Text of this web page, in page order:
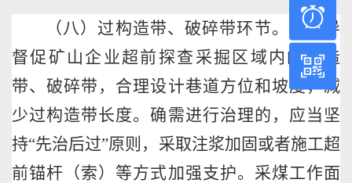
（八）过构造带、破碎带环节。要指导
督促矿山企业超前探查采掘区域内的构造
带、破碎带，合理设计巷道方位和坡度，减
少过构造带长度。确需进行治理的，应当坚
持“先治后过”原则，采取注浆加固或者施工超
前锚杆（索）等方式加强支护。采煤工作面
微